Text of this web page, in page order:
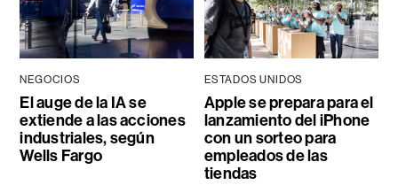
NEGOCIOS
El auge de la IA se
extiende a las acciones
industriales, según
Wells Fargo
ESTADOS UNIDOS
Apple se prepara para el
lanzamiento del iPhone
con un sorteo para
empleados de las
tiendas